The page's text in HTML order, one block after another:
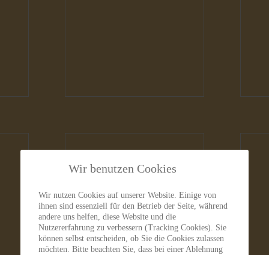
Hunde
Wir benutzen Cookies
Wir nutzen Cookies auf unserer Website. Einige von
ihnen sind essenziell für den Betrieb der Seite, während
andere uns helfen, diese Website und die
Nutzererfahrung zu verbessern (Tracking Cookies). Sie
können selbst entscheiden, ob Sie die Cookies zulassen
möchten. Bitte beachten Sie, dass bei einer Ablehnung